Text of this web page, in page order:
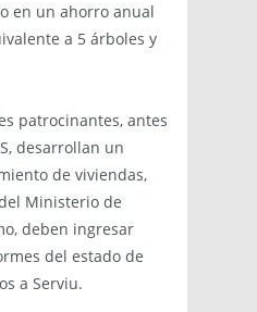
en un ahorro anual
a 5 árboles y
patrocinantes, antes
desarrollan un
de viviendas,
Ministerio de
deben ingresar
del estado de
a Serviu.